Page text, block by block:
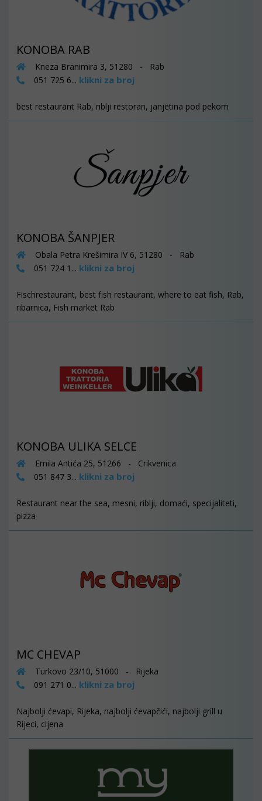
KONOBA RAB
Kneza Branimira 3, 51280 - Rab
051 725 6... klikni za broj
best restaurant Rab, riblji restoran, janjetina pod pekom
KONOBA ŠANPJER
Obala Petra Krešimira IV 6, 51280 - Rab
051 724 1... klikni za broj
Fischrestaurant, best fish restaurant, where to eat fish, Rab,
ribarnica, Fish market Rab
KONOBA ULIKA SELCE
Emila Antića 25, 51266 - Crikvenica
051 847 3... klikni za broj
Restaurant near the sea, mesni, riblji, domaći, specijaliteti,
pizza
MC CHEVAP
Turkovo 23/10, 51000 - Rijeka
091 271 0... klikni za broj
Najbolji ćevapi, Rijeka, najbolji ćevapčići, najbolji grill u
Rijeci, cijena